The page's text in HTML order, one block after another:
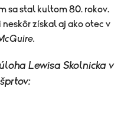
sa stal kultom 80. rokov.
získal aj ako otec v
Lewisa Skolnicka v